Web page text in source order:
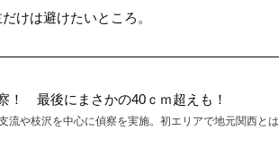
けは避けたいところ。
！ 最後にまさかの40ｃｍ超えも！
流や枝沢を中心に偵察を実施。初エリアで地元関西とは